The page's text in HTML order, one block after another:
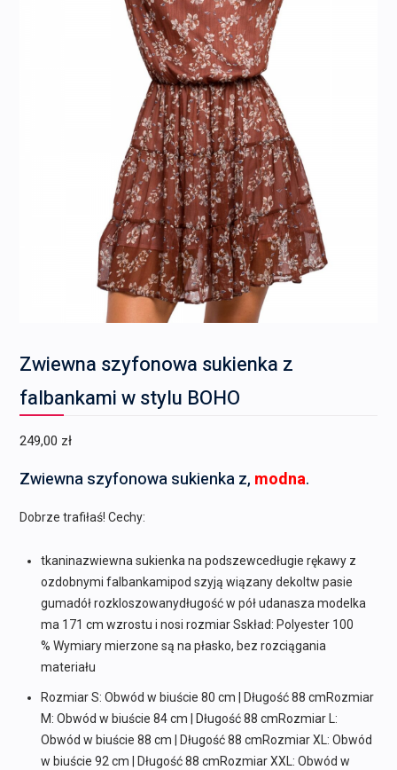
Zwiewna szyfonowa sukienka z
falbankami w stylu BOHO
249,00 zł
Zwiewna szyfonowa sukienka z, modna.
Dobrze trafiłaś! Cechy:
tkaninazwiewna sukienka na podszewcedługie rękawy z
ozdobnymi falbankamipod szyją wiązany dekoltw pasie
gumadół rozkloszowanydługość w pół udanasza modelka
ma 171 cm wzrostu i nosi rozmiar Sskład: Polyester 100
% Wymiary mierzone są na płasko, bez rozciągania
materiału
Rozmiar S: Obwód w biuście 80 cm | Długość 88 cmRozmiar
M: Obwód w biuście 84 cm | Długość 88 cmRozmiar L:
Obwód w biuście 88 cm | Długość 88 cmRozmiar XL: Obwód
w biuście 92 cm | Długość 88 cmRozmiar XXL: Obwód w